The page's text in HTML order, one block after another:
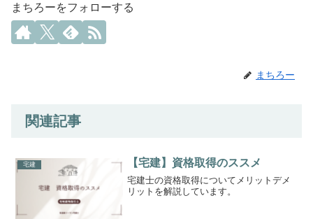
まちろーをフォローする
まちろー
関連記事
宅建 【宅建】資格取得のススメ
宅建士の資格取得についてメリットデメ
リットを解説しています。